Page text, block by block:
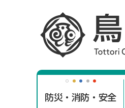
防災・消防・安全